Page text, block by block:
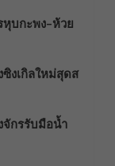
หุบกะพง–ห้วย
ซิงเกิลใหม่สุดส
จักรรับมือน้ำ